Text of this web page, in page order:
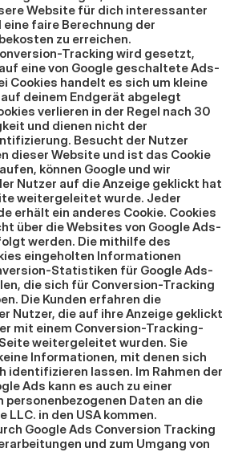
Website für dich interessanter
faire Berechnung der
zu erreichen.
Tracking wird gesetzt,
eine von Google geschaltete Ads-
Cookies handelt es sich um kleine
deinem Endgerät abgelegt
verlieren in der Regel nach 30
und dienen nicht der
Besucht der Nutzer
dieser Website und ist das Cookie
können Google und wir
Nutzer auf die Anzeige geklickt hat
weitergeleitet wurde. Jeder
erhält ein anderes Cookie. Cookies
über die Websites von Google Ads-
werden. Die mithilfe des
eingeholten Informationen
Statistiken für Google Ads-
die sich für Conversion-Tracking
Die Kunden erfahren die
Nutzer, die auf ihre Anzeige geklickt
mit einem Conversion-Tracking-
weitergeleitet wurden. Sie
Informationen, mit denen sich
identifizieren lassen. Im Rahmen der
Ads kann es auch zu einer
personenbezogenen Daten an die
LLC. in den USA kommen.
Google Ads Conversion Tracking
und zum Umgang von